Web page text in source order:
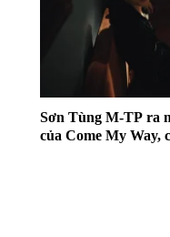
Sơn Tùng M-TP ra
của Come My Way,